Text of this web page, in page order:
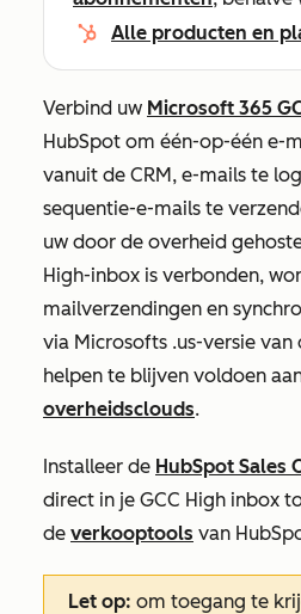
Alle producten en
Verbind uw Microsoft 365
HubSpot om één-op-één e-
vanuit de CRM, e-mails te
sequentie-e-mails te
uw door de overheid
High-inbox is verbonden,
mailverzendingen en
via Microsofts .us-versie van
helpen te blijven voldoen
overheidsclouds.
Installeer de HubSpot Sales
direct in je GCC High inbox
de verkooptools van
Let op: om toegang te